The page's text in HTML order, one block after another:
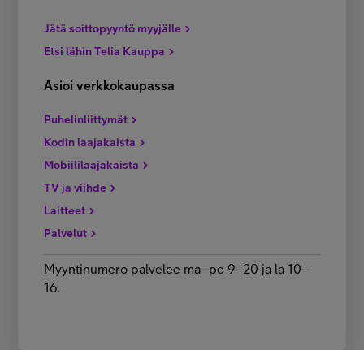
Jätä soittopyyntö myyjälle
Etsi lähin Telia Kauppa
Asioi verkkokaupassa
Puhelinliittymät
Kodin laajakaista
Mobiililaajakaista
TV ja viihde
Laitteet
Palvelut
Myyntinumero palvelee ma–pe 9–20 ja la 10–
16.